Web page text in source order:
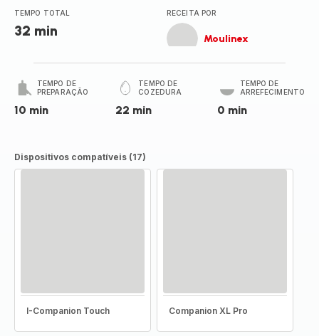
TEMPO TOTAL
32 min
RECEITA POR
Moulinex
TEMPO DE
PREPARAÇÃO
10 min
TEMPO DE
COZEDURA
22 min
TEMPO DE
ARREFECIMENTO
0 min
Dispositivos compatíveis (17)
I-Companion Touch Companion XL Pro